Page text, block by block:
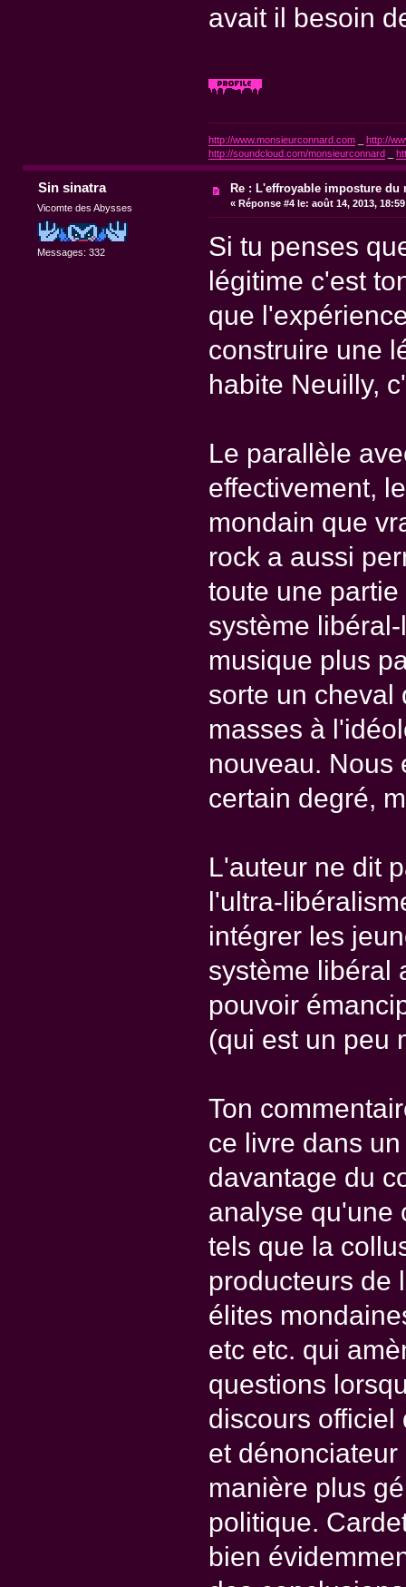
avait il besoin
http://www.monsieurconnard.com_ http://
http://soundcloud.com/monsieurconnard_
Sin sinatra
Vicomte des Abysses
Messages: 332
Re : L'effroyable imposture du
«Réponse #4 le: août 14, 2013,
Si tu penses
légitime c'est
que
construire une
habite Neuilly,
Le parallèle
effectivement,
mondain que
rock a aussi
toute une
système
musique plus
sorte un cheval
masses à
nouveau. Nous
certain degré,
L'auteur ne dit
l'ultra-
intégrer les
système libéral
pouvoir
(qui est un peu
Ton
ce livre dans
davantage du
analyse qu'une
tels que la
producteurs de
élites
etc etc. qui
questions
discours officiel
et
manière plus
politique.
bien